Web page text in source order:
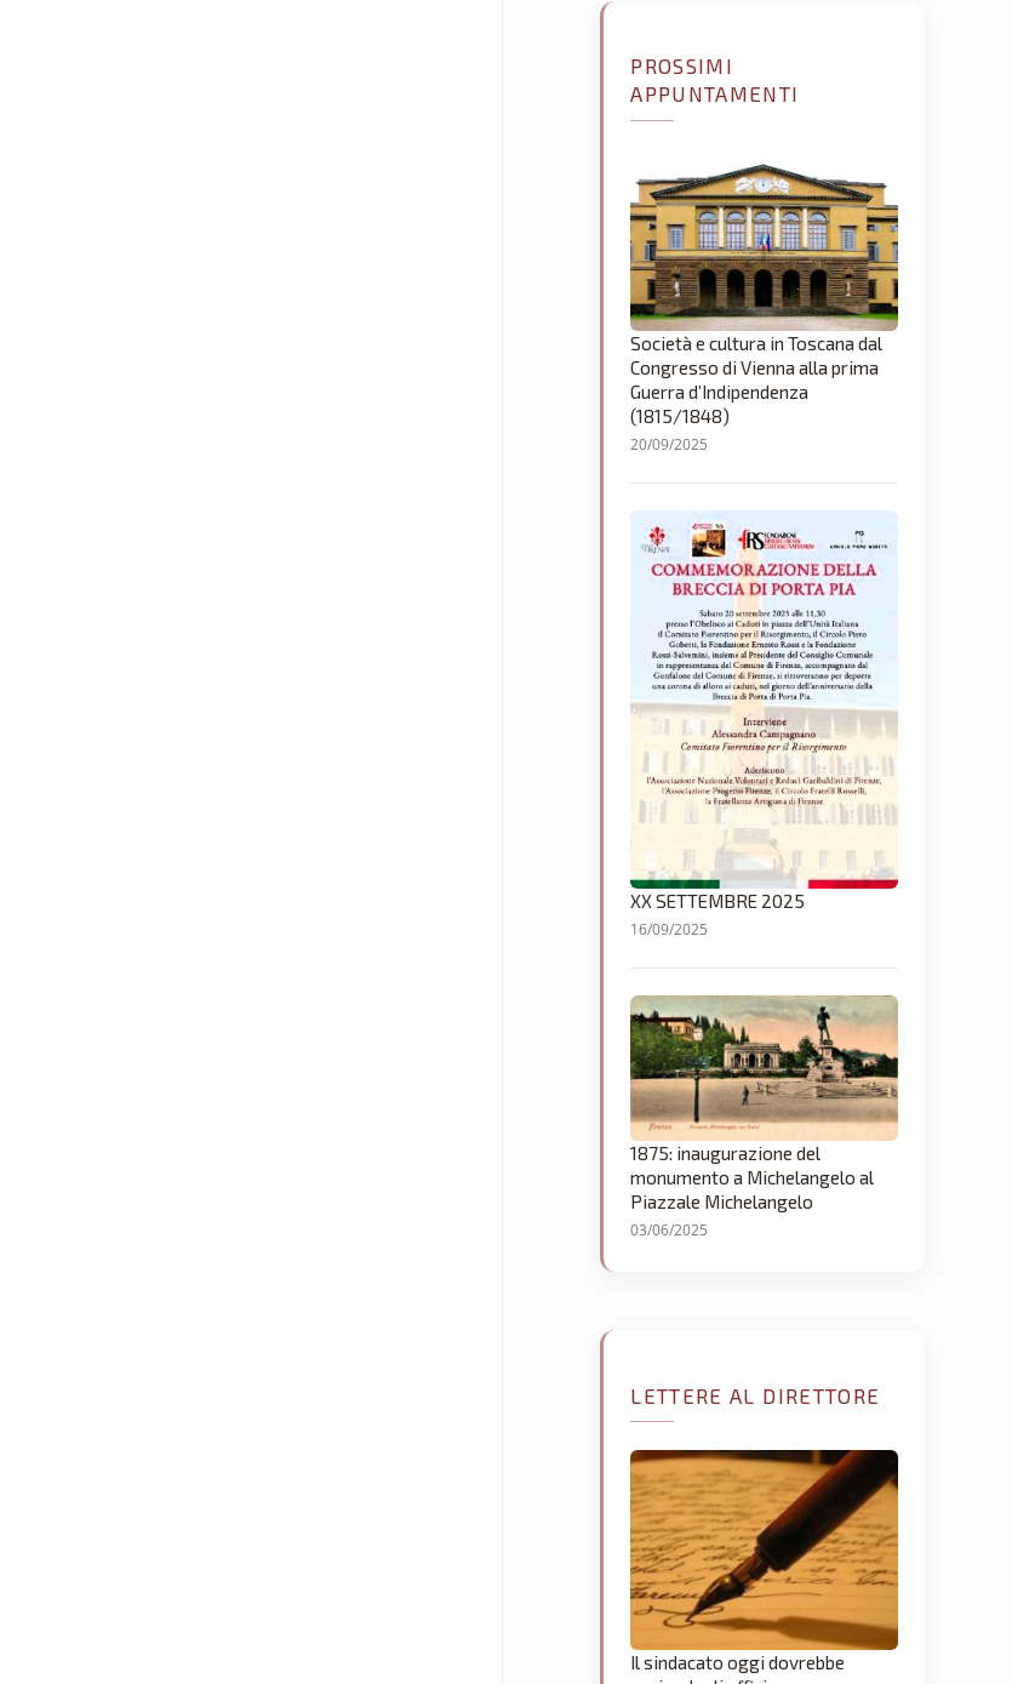
PROSSIMI
APPUNTAMENTI
Società e cultura in Toscana dal
Congresso di Vienna alla prima
Guerra d’Indipendenza
(1815/1848)
20/09/2025
XX SETTEMBRE 2025
16/09/2025
1875: inaugurazione del
monumento a Michelangelo al
Piazzale Michelangelo
03/06/2025
LETTERE AL DIRETTORE
Il sindacato oggi dovrebbe